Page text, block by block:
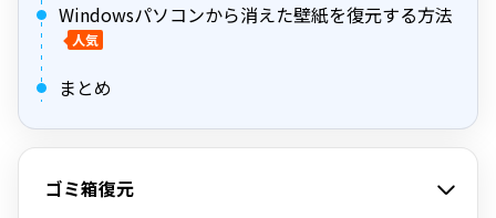
Windowsパソコンから消えた壁紙を復元する方法
人気
まとめ
ゴミ箱復元